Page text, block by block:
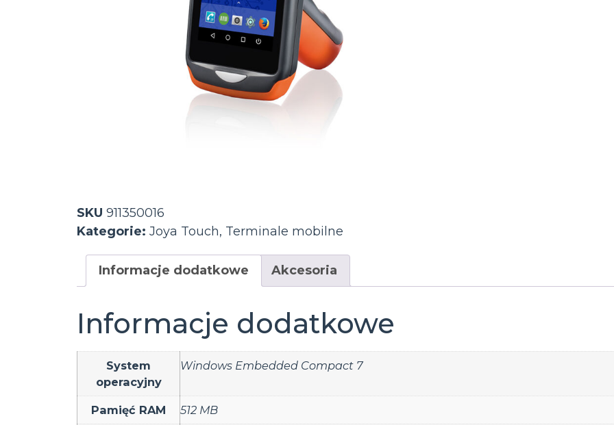
SKU 911350016
Kategorie: Joya Touch, Terminale mobilne
Informacje dodatkowe Akcesoria
Informacje dodatkowe
System
operacyjny
Windows Embedded Compact 7
Pamięć RAM 512 MB